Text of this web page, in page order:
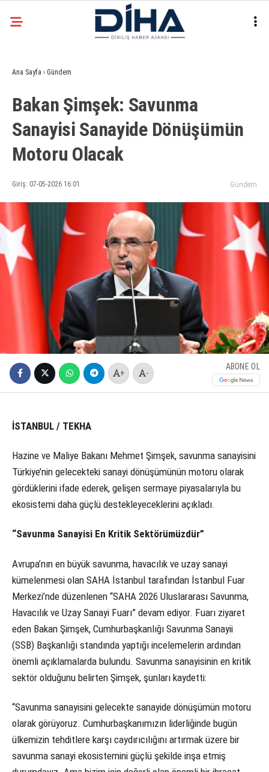
20.7°
ANKARA
EKONOMI
SIYASET
DÜNYA
Ana Sayfa › Gündem
Bakan Şimşek: Savunma
Sanayisi Sanayide Dönüşümün
Motoru Olacak
Giriş: 07-05-2026 16:01 Gündem
+ -
ABONE OL
İSTANBUL / TEKHA
Hazine ve Maliye Bakanı Mehmet Şimşek, savunma sanayisini
Türkiye’nin gelecekteki sanayi dönüşümünün motoru olarak
gördüklerini ifade ederek, gelişen sermaye piyasalarıyla bu
ekosistemi daha güçlü destekleyeceklerini açıkladı.
“Savunma Sanayisi En Kritik Sektörümüzdür”
Avrupa’nın en büyük savunma, havacılık ve uzay sanayi
kümelenmesi olan SAHA İstanbul tarafından İstanbul Fuar
Merkezi’nde düzenlenen “SAHA 2026 Uluslararası Savunma,
Havacılık ve Uzay Sanayi Fuarı” devam ediyor. Fuarı ziyaret
eden Bakan Şimşek, Cumhurbaşkanlığı Savunma Sanayii
(SSB) Başkanlığı standında yaptığı incelemelerin ardından
önemli açıklamalarda bulundu. Savunma sanayisinin en kritik
sektör olduğunu belirten Şimşek, şunları kaydetti:
“Savunma sanayisini gelecekte sanayide dönüşümün motoru
olarak görüyoruz. Cumhurbaşkanımızın liderliğinde bugün
ülkemizin tehditlere karşı caydırıcılığını artırmak üzere bir
savunma sanayi ekosistemini güçlü şekilde inşa etmiş